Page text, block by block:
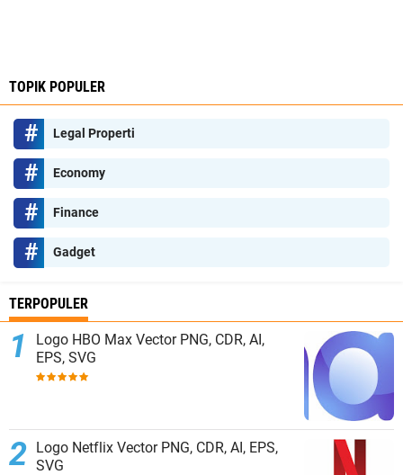
TOPIK POPULER
Legal Properti
Economy
Finance
Gadget
TERPOPULER
Logo HBO Max Vector PNG, CDR, AI,
EPS, SVG
Logo Netflix Vector PNG, CDR, AI, EPS,
SVG